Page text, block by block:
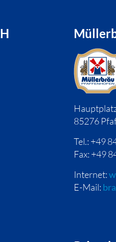
85276
Tel.: +49
Fax: +49
Internet:
E-Mail: